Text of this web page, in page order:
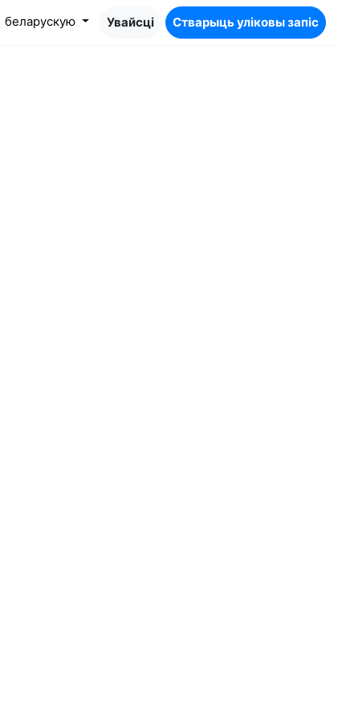
беларускую Увайсці Стварыць уліковы запіс